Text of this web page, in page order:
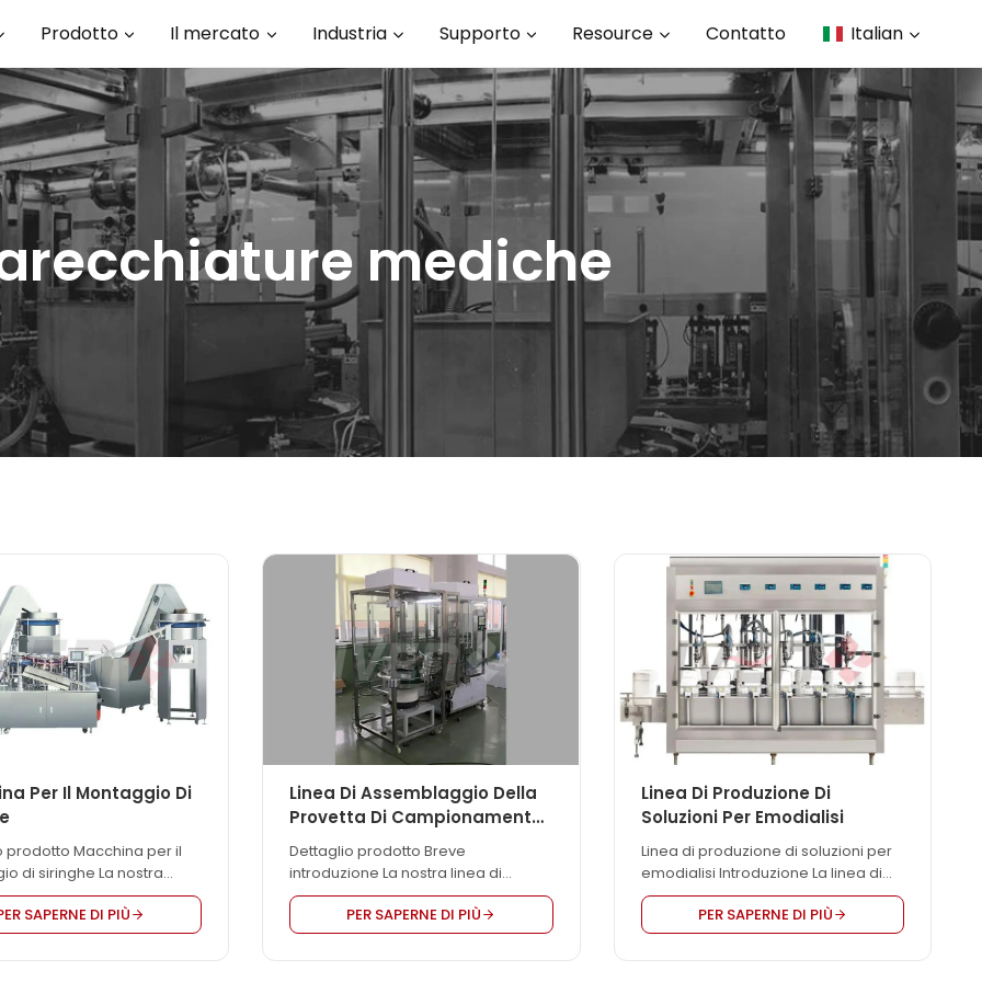
Prodotto Il mercato Industria Supporto Resource Contatto Italian
mediche
Per Il Montaggio Di
prodotto Macchina per il
di siringhe La nostra
per il montaggio di
è utilizzata per il montaggio
di siringhe. Può produrre
SAPERNE DI PIÙ
Linea Di Assemblaggio Della
Provetta Di Campionamento
Del Virus
Dettaglio prodotto Breve
introduzione La nostra linea di
assemblaggio della provetta di
campionamento del virus è utilizzata
principalmente per il riempimento
PER SAPERNE DI PIÙ
Linea Di Produzione Di
Soluzioni Per Emodialisi
Linea di produzione di soluzioni per
emodialisi Introduzione La linea di
riempimento per emodialisi adotta
la tecnologia tedesca avanzata ed
è appositamente progettata per il
PER SAPERNE DI PIÙ